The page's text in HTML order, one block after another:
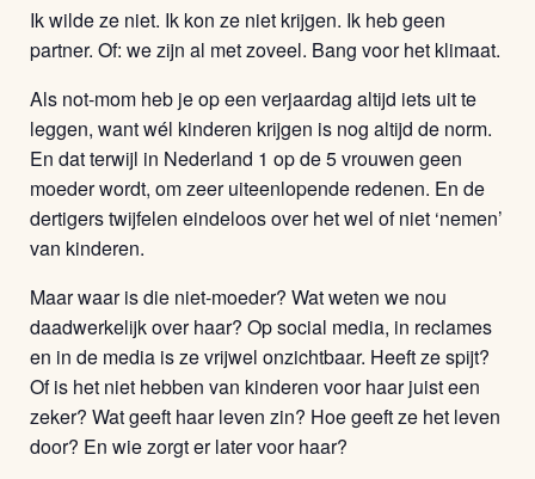
Ik wilde ze niet. Ik kon ze niet krijgen. Ik heb geen
partner. Of: we zijn al met zoveel. Bang voor het klimaat.
Als not-mom heb je op een verjaardag altijd iets uit te
leggen, want wél kinderen krijgen is nog altijd de norm.
En dat terwijl in Nederland 1 op de 5 vrouwen geen
moeder wordt, om zeer uiteenlopende redenen. En de
dertigers twijfelen eindeloos over het wel of niet ‘nemen’
van kinderen.
Maar waar is die niet-moeder? Wat weten we nou
daadwerkelijk over haar? Op social media, in reclames
en in de media is ze vrijwel onzichtbaar. Heeft ze spijt?
Of is het niet hebben van kinderen voor haar juist een
zeker? Wat geeft haar leven zin? Hoe geeft ze het leven
door? En wie zorgt er later voor haar?